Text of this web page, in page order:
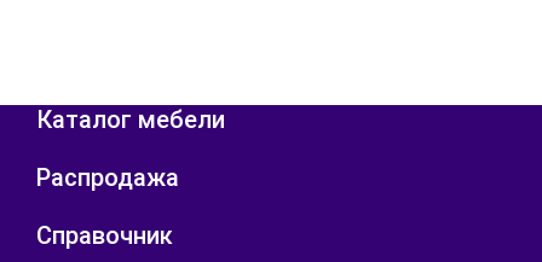
Каталог мебели
Распродажа
Справочник